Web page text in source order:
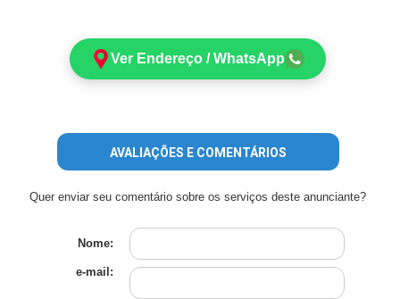
Ver Endereço / WhatsApp
AVALIAÇÕES E COMENTÁRIOS
Quer enviar seu comentário sobre os serviços deste anunciante?
Nome:
e-mail: